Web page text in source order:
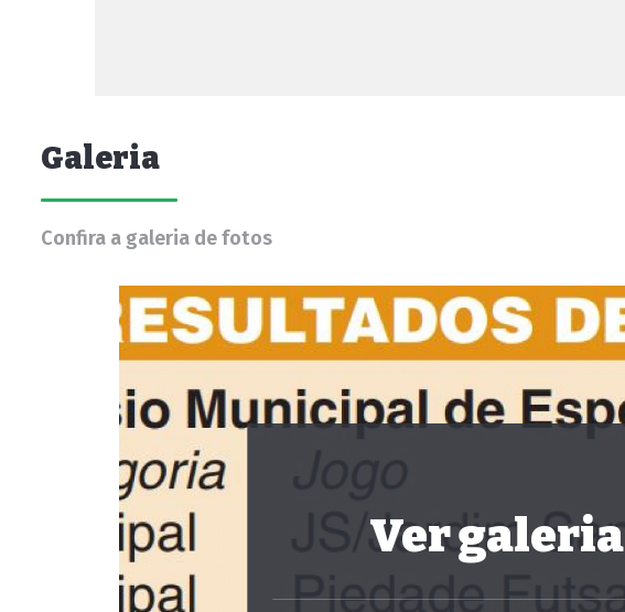
Galeria
Confira a galeria de fotos
Ver galeria